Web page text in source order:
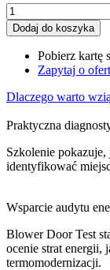
ilość
Szkolenie
Blower
Door
Test
badanie
powietrznej
Dodaj do koszyka
Pobierz kartę
Zapytaj o
Dlaczego warto
Praktyczna
Szkolenie
identyfikować
Wsparcie audytu
Blower Door Test
ocenie strat energii,
termomodernizacji.